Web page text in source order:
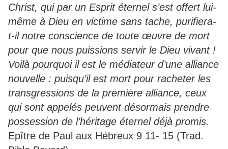
Christ, qui par un Esprit éternel s’est offert lui-
même à Dieu en victime sans tache, purifiera-
t-il notre conscience de toute œuvre de mort
pour que nous puissions servir le Dieu vivant !
Voilà pourquoi il est le médiateur d’une alliance
nouvelle : puisqu’il est mort pour racheter les
transgressions de la première alliance, ceux
qui sont appelés peuvent désormais prendre
possession de l’héritage éternel déjà promis.
Epître de Paul aux Hébreux 9 11- 15 (Trad.